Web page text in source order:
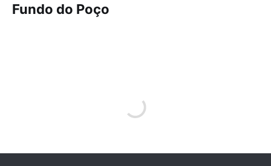
Fundo do Poço